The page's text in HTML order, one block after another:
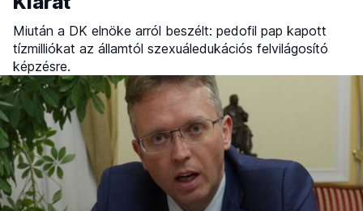
Miután a DK elnöke arról beszélt: pedofil pap kapott
tízmilliókat az államtól szexuáledukációs felvilágosító
képzésre.